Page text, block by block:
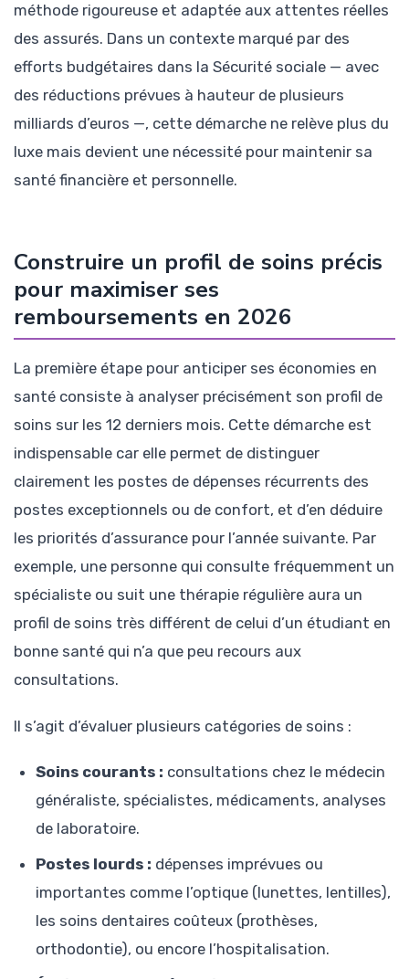
méthode rigoureuse et adaptée aux attentes réelles
des assurés. Dans un contexte marqué par des
efforts budgétaires dans la Sécurité sociale — avec
des réductions prévues à hauteur de plusieurs
milliards d’euros —, cette démarche ne relève plus du
luxe mais devient une nécessité pour maintenir sa
santé financière et personnelle.
Construire un profil de soins précis
pour maximiser ses
remboursements en 2026
La première étape pour anticiper ses économies en
santé consiste à analyser précisément son profil de
soins sur les 12 derniers mois. Cette démarche est
indispensable car elle permet de distinguer
clairement les postes de dépenses récurrents des
postes exceptionnels ou de confort, et d’en déduire
les priorités d’assurance pour l’année suivante. Par
exemple, une personne qui consulte fréquemment un
spécialiste ou suit une thérapie régulière aura un
profil de soins très différent de celui d’un étudiant en
bonne santé qui n’a que peu recours aux
consultations.
Il s’agit d’évaluer plusieurs catégories de soins :
Soins courants : consultations chez le médecin
généraliste, spécialistes, médicaments, analyses
de laboratoire.
Postes lourds : dépenses imprévues ou
importantes comme l’optique (lunettes, lentilles),
les soins dentaires coûteux (prothèses,
orthodontie), ou encore l’hospitalisation.